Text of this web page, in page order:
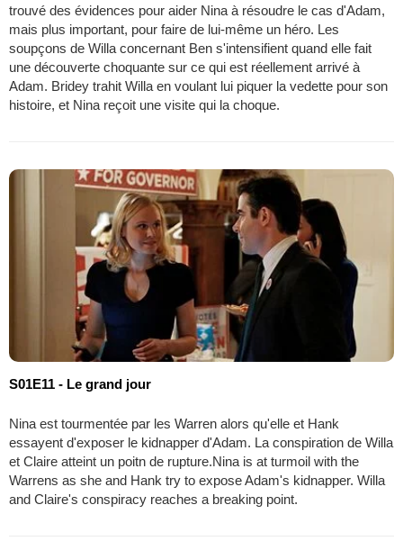
trouvé des évidences pour aider Nina à résoudre le cas d'Adam,
mais plus important, pour faire de lui-même un héro. Les
soupçons de Willa concernant Ben s'intensifient quand elle fait
une découverte choquante sur ce qui est réellement arrivé à
Adam. Bridey trahit Willa en voulant lui piquer la vedette pour son
histoire, et Nina reçoit une visite qui la choque.
S01E11 - Le grand jour
Nina est tourmentée par les Warren alors qu'elle et Hank
essayent d'exposer le kidnapper d'Adam. La conspiration de Willa
et Claire atteint un poitn de rupture.Nina is at turmoil with the
Warrens as she and Hank try to expose Adam's kidnapper. Willa
and Claire's conspiracy reaches a breaking point.